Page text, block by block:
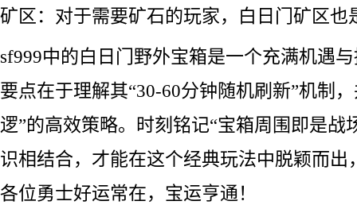
矿区：对于需要矿石的玩家，白日门矿区也
sf999中的白日门野外宝箱是一个充满机遇
要点在于理解其“30-60分钟随机刷新”机制
逻”的高效策略。时刻铭记“宝箱周围即是战
识相结合，才能在这个经典玩法中脱颖而出
各位勇士好运常在，宝运亨通！